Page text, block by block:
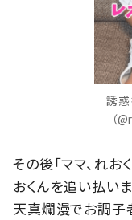
誘惑
（
その後「ママ、れお
おくんを追い払いま
天真爛漫でお調子